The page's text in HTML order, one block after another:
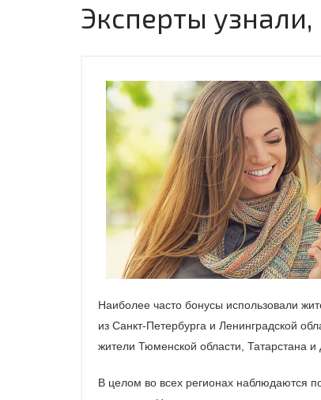
Эксперты
Наиболее часто бонусы использовали
из Санкт-Петербурга и Ленинградской
жители Тюменской области, Татарстана и
В целом во всех регионах наблюдаются